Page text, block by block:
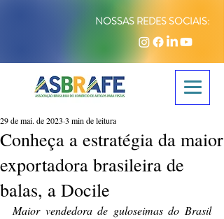
NOSSAS REDES SOCIAIS:
Conheça a estratégia da maior
exportadora brasileira de
balas, a Docile
29 de mai. de 2023 3 min de leitura
Maior vendedora de guloseimas do Brasil